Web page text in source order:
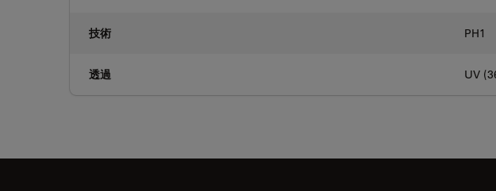
技術 PH1
透過 UV